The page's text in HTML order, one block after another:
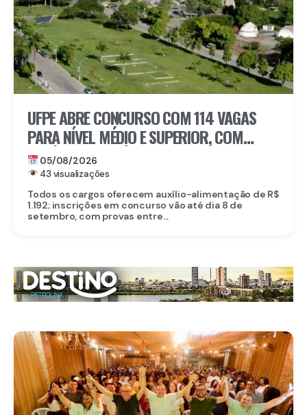
UFPE ABRE CONCURSO COM 114 VAGAS
PARA NÍVEL MÉDIO E SUPERIOR, COM
SALÁRIOS DE ATÉ R$ 5,2 MIL
05/08/2026
43 visualizações
Todos os cargos oferecem auxílio-alimentação de R$
1.192; inscrições em concurso vão até dia 8 de
setembro, com provas entre...